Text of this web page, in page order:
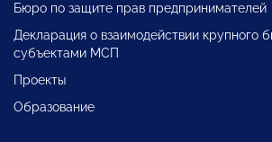
Бюро по защите прав предпринимателей
Декларация о взаимодействии крупного
субъектами МСП
Проекты
Образование